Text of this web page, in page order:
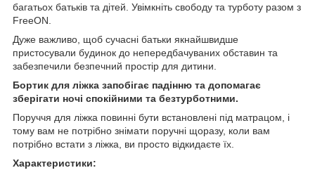
багатьох батьків та дітей. Увімкніть свободу та турботу разом з
FreeON.
Дуже важливо, щоб сучасні батьки якнайшвидше
пристосували будинок до непередбачуваних обставин та
забезпечили безпечний простір для дитини.
Бортик для ліжка запобігає падінню та допомагає
зберігати ночі спокійними та безтурботними.
Поруччя для ліжка повинні бути встановлені під матрацом, і
тому вам не потрібно знімати поручні щоразу, коли вам
потрібно встати з ліжка, ви просто відкидаєте їх.
Характеристики: